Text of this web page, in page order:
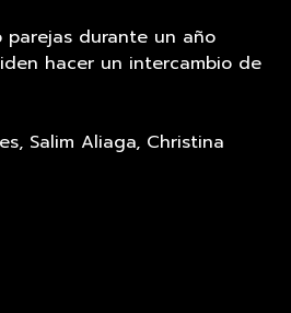
parejas durante un año
hacer un intercambio de
Salim Aliaga, Christina